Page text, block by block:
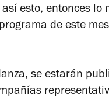
esto, entonces lo
de este
se estarán